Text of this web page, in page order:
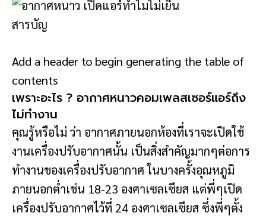
สารบัญ
Add a header to begin generating the table of
contents
เพราะอะไร ? อากาศหนาวคอมเพลสเซอร์แอร์ถึง
ไม่ทำงาน
คุณรู้หรือไม่ ว่า อากาศภายนอกห้องที่เราจะเปิดใช้
งานเครื่องปรับอากาศนั้น เป็นสิ่งสำคัญมากๆต่อการ
ทำงานของเครื่องปรับอากาศ ในบางครั้งอุณหภูมิ
ภายนอกต่ำเช่น 18-23 องศาเซลเซียส แต่พี่ๆเปิด
เครื่องปรับอากาศไว้ที่ 24 องศาเซลเซียส ซึ่งพี่ๆตั้ง